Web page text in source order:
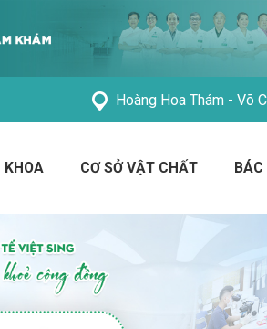
Hoàng Hoa Thám - Võ
KHOA CƠ SỞ VẬT CHẤT BÁC